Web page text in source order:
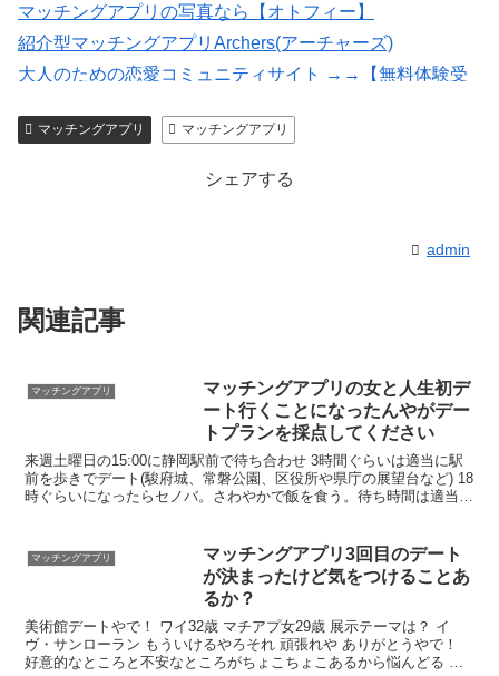
マッチングアプリの写真なら【オトフィー】
紹介型マッチングアプリArchers(アーチャーズ)
大人のための恋愛コミュニティサイト →→【無料体験受
★イククル無料登録（18禁）
マッチングアプリ マッチングアプリ
シェアする
admin
関連記事
マッチングアプリ
マッチングアプリの女と人生初デ
ート行くことになったんやがデー
トプランを採点してください
来週土曜日の15:00に静岡駅前で待ち合わせ 3時間ぐらいは適当に駅
前を歩きでデート(駿府城、常磐公園、区役所や県庁の展望台など) 18
時ぐらいになったらセノバ。さわやかで飯を食う。待ち時間は適当に
マッチングアプリ
マッチングアプリ3回目のデート
が決まったけど気をつけることあ
るか？
美術館デートやで！ ワイ32歳 マチアプ女29歳 展示テーマは？ イ
ヴ・サンローラン もういけるやろそれ 頑張れや ありがとうやで！
好意的なところと不安なところがちょこちょこあるから悩んどる イ